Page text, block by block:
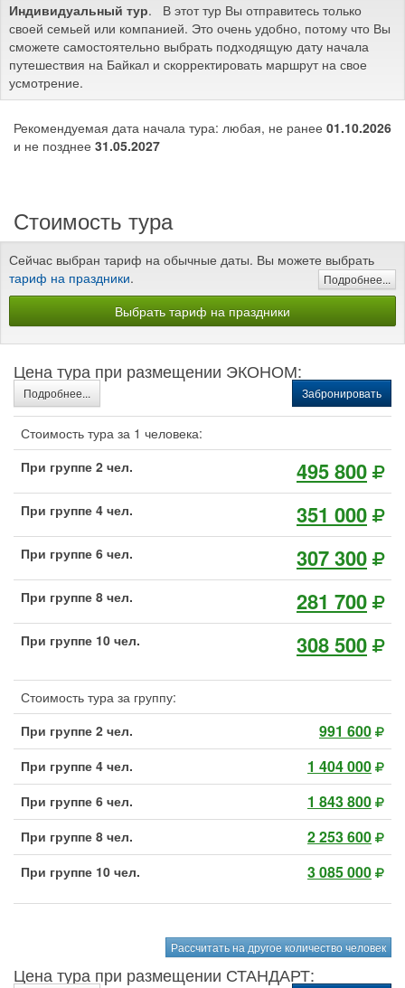
Индивидуальный тур. В этот тур Вы отправитесь только
своей семьей или компанией. Это очень удобно, потому что Вы
сможете самостоятельно выбрать подходящую дату начала
путешествия на Байкал и скорректировать маршрут на свое
усмотрение.
Рекомендуемая дата начала тура: любая, не ранее 01.10.2026
и не позднее 31.05.2027
Стоимость тура
Сейчас выбран тариф на обычные даты. Вы можете выбрать
тариф на праздники. Подробнее...
Выбрать тариф на праздники
Цена тура при размещении ЭКОНОМ:
Подробнее... Забронировать
Стоимость тура за 1 человека:
При группе 2 чел.
495 800
При группе 4 чел. 351 000
При группе 6 чел. 307 300
При группе 8 чел. 281 700
При группе 10 чел. 308 500
Стоимость тура за группу:
При группе 2 чел.
991 600
При группе 4 чел. 1 404 000
При группе 6 чел. 1 843 800
При группе 8 чел. 2 253 600
При группе 10 чел. 3 085 000
Рассчитать на другое количество человек
Цена тура при размещении СТАНДАРТ: